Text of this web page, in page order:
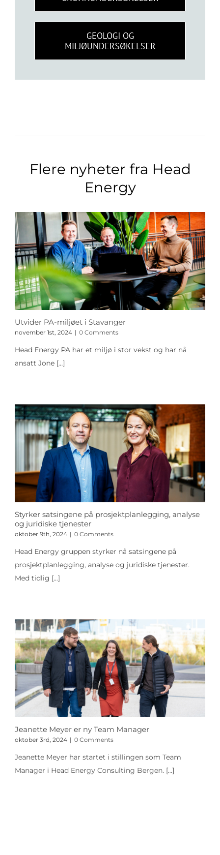
GEOLOGI OG
MILJØUNDERSØKELSER
Flere nyheter fra Head
Energy
Utvider PA-miljøet i Stavanger
november 1st, 2024 | 0 Comments
Head Energy PA har et miljø i stor vekst og har nå
ansatt Jone[...]
Styrker satsingene på prosjektplanlegging, analyse
og juridiske tjenester
oktober 9th, 2024 | 0 Comments
Head Energy gruppen styrker nå satsingene på
prosjektplanlegging, analyse og juridiske tjenester.
Med tidlig [...]
Jeanette Meyer er ny Team Manager
oktober 3rd, 2024 | 0 Comments
Jeanette Meyer har startet i stillingen som Team
Manager i Head Energy Consulting Bergen. [...]